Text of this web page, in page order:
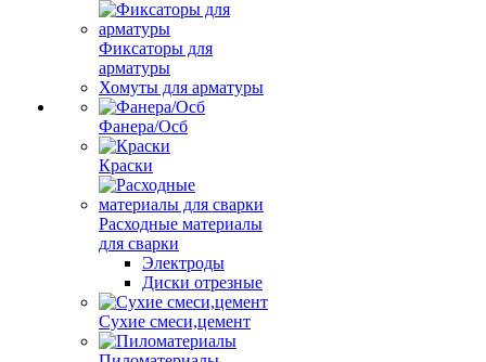
Фиксаторы для
арматуры
Хомуты для арматуры
Фанера/Осб
Краски
Расходные материалы
для сварки
Электроды
Диски отрезные
Сухие смеси,цемент